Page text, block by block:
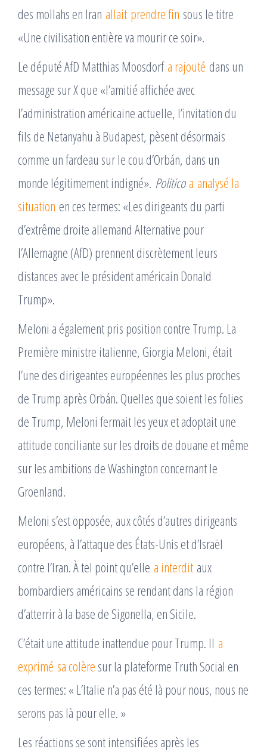
des mollahs en Iran allait prendre fin sous le titre
«Une civilisation entière va mourir ce soir».
Le député AfD Matthias Moosdorf a rajouté dans un
message sur X que «l’amitié affichée avec
l’administration américaine actuelle, l’invitation du
fils de Netanyahu à Budapest, pèsent désormais
comme un fardeau sur le cou d’Orbán, dans un
monde légitimement indigné». Politico a analysé la
situation en ces termes: «Les dirigeants du parti
d’extrême droite allemand Alternative pour
l’Allemagne (AfD) prennent discrètement leurs
distances avec le président américain Donald
Trump».
Meloni a également pris position contre Trump. La
Première ministre italienne, Giorgia Meloni, était
l’une des dirigeantes européennes les plus proches
de Trump après Orbán. Quelles que soient les folies
de Trump, Meloni fermait les yeux et adoptait une
attitude conciliante sur les droits de douane et même
sur les ambitions de Washington concernant le
Groenland.
Meloni s’est opposée, aux côtés d’autres dirigeants
européens, à l’attaque des États-Unis et d’Israël
contre l’Iran. À tel point qu’elle a interdit aux
bombardiers américains se rendant dans la région
d’atterrir à la base de Sigonella, en Sicile.
C’était une attitude inattendue pour Trump. Il a
exprimé sa colère sur la plateforme Truth Social en
ces termes: « L’Italie n’a pas été là pour nous, nous ne
serons pas là pour elle. »
Les réactions se sont intensifiées après les